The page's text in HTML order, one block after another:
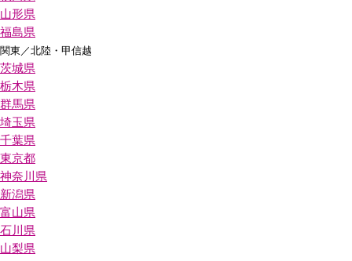
山形県
福島県
関東／北陸・甲信越
茨城県
栃木県
群馬県
埼玉県
千葉県
東京都
神奈川県
新潟県
富山県
石川県
山梨県